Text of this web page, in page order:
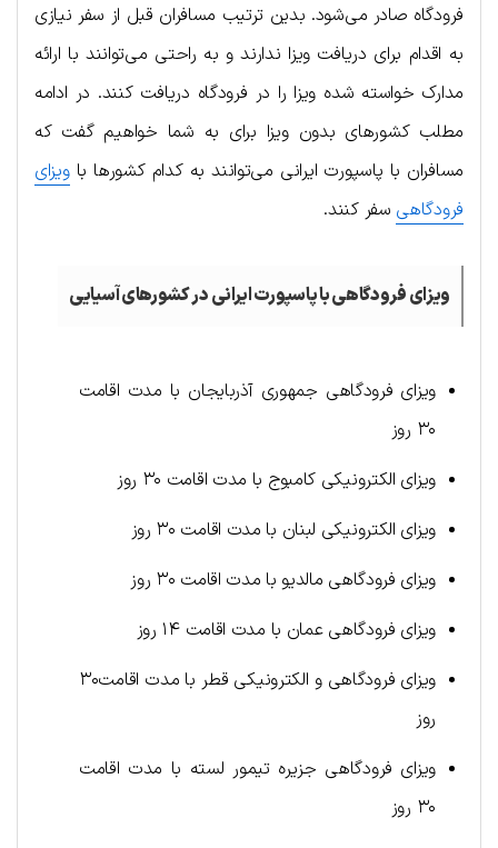
فرودگاه صادر می‌شود. بدین ترتیب مسافران قبل از سفر نیازی
به اقدام برای دریافت ویزا ندارند و به راحتی می‌توانند با ارائه
مدارک خواسته شده ویزا را در فرودگاه دریافت کنند. در ادامه
مطلب کشورهای بدون ویزا برای به شما خواهیم گفت که
مسافران با پاسپورت ایرانی می‌توانند به کدام کشورها باویزای
فرودگاهی سفر کنند.
ویزای فرودگاهی با پاسپورت ایرانی در کشورهای آسیایی
ویزای فرودگاهی جمهوری آذربایجان با مدت اقامت
۳۰ روز
ویزای الکترونیکی کامبوج با مدت اقامت ۳۰ روز
ویزای الکترونیکی لبنان با مدت اقامت ۳۰ روز
ویزای فرودگاهی مالدیو با مدت اقامت ۳۰ روز
ویزای فرودگاهی عمان با مدت اقامت ۱۴ روز
ویزای فرودگاهی و الکترونیکی قطر با مدت اقامت۳۰
روز
ویزای فرودگاهی جزیره تیمور لسته با مدت اقامت
۳۰ روز